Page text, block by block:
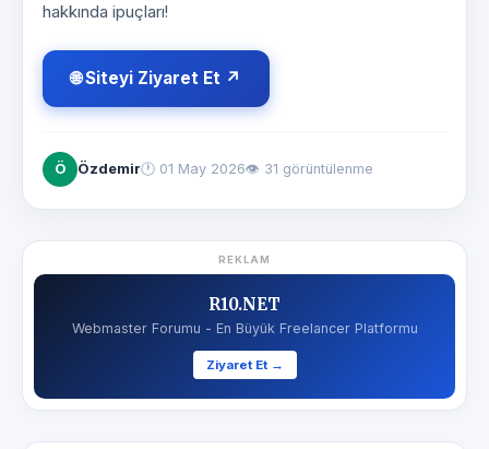
hakkında ipuçları!
🌐 Siteyi Ziyaret Et ↗
Ö Özdemir🕐 01 May 2026👁 31 görüntülenme
REKLAM
R10.NET
Webmaster Forumu - En Büyük Freelancer Platformu
Ziyaret Et →